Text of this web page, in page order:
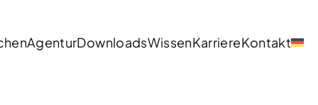
AgenturDownloadsWissenKarriereKontakt